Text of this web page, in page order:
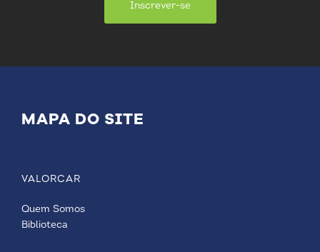
Inscrever-se
MAPA DO SITE
VALORCAR
Quem Somos
Biblioteca